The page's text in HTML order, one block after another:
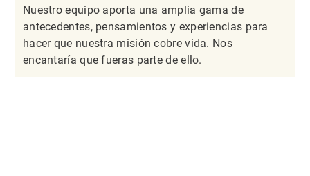
Nuestro equipo aporta una amplia gama de
antecedentes, pensamientos y experiencias para
hacer que nuestra misión cobre vida. Nos
encantaría que fueras parte de ello.